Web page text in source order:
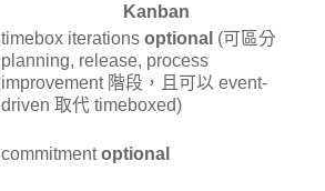
Kanban
timebox iterations optional (可區分
planning, release, process
improvement 階段，且可以 event-
driven 取代 timeboxed)
commitmentoptional